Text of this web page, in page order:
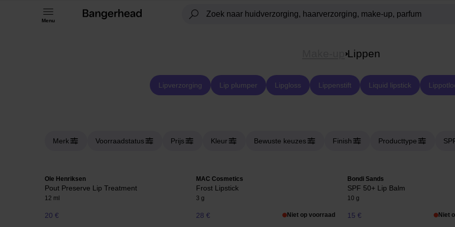
Menu
Lippen
Lipverzorging Lip plumper Lipgloss Lippenstift Liquid lipstick
Merk Voorraadstatus Prijs Kleur Bewuste keuzes Finish Producttype
Ole Henriksen
Pout Preserve Lip Treatment
12 ml
20 €
MAC Cosmetics
Frost Lipstick
3 g
28 € Niet op voorraad
Bondi Sands
SPF 50+ Lip Balm
10 g
15 € Niet